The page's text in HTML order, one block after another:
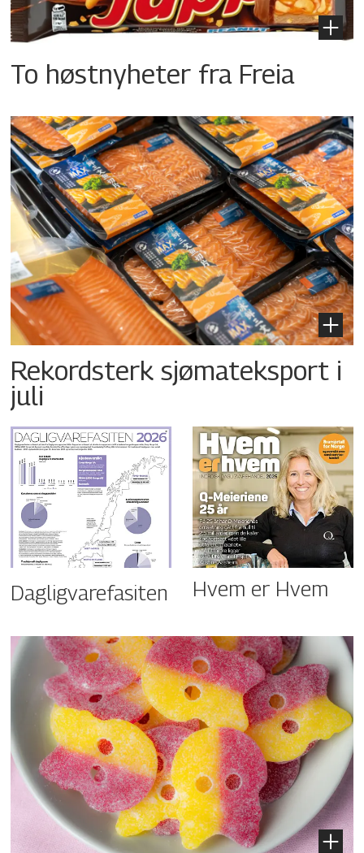
To høstnyheter fra Freia
Rekordsterk sjømateksport i
juli
Dagligvarefasiten Hvem er Hvem